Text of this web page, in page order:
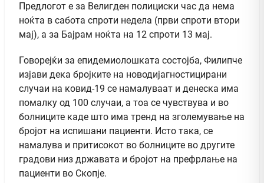
Предлогот е за Велигден полициски час да нема
ноќта в сабота спроти недела (први спроти втори
мај), а за Бајрам ноќта на 12 спроти 13 мај.
Говорејќи за епидемиолошката состојба, Филипче
изјави дека бројките на новодијагностицирани
случаи на ковид-19 се намалуваат и денеска има
помалку од 100 случаи, а тоа се чувствува и во
болниците каде што има тренд на зголемување на
бројот на испишани пациенти. Исто така, се
намалува и притисокот во болниците во другите
градови низ државата и бројот на префрлање на
пациенти во Скопје.